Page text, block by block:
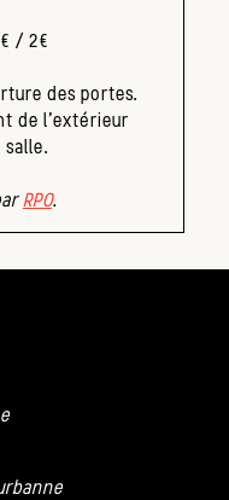
/ 2€
des portes.
de l’extérieur
RPO.